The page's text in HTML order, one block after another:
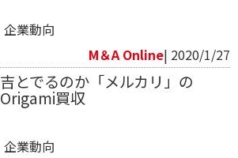
企業動向
M＆A Online| 2020/1/27
吉とでるのか「メルカリ」の
Origami買収
企業動向